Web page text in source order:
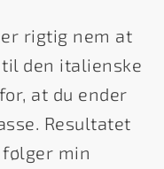
rigtig nem at
den italienske
at du ender
Resultatet
min